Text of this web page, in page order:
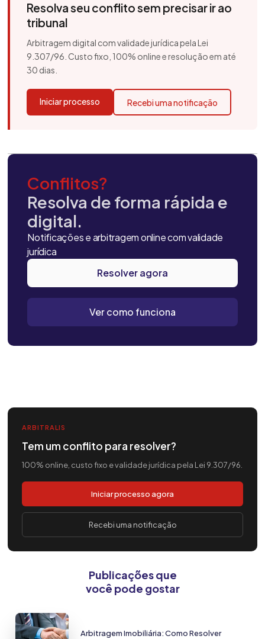
Resolva seu conflito sem precisar ir ao
tribunal
Arbitragem digital com validade jurídica pela Lei
9.307/96. Custo fixo, 100% online e resolução em até
30 dias.
Iniciar processo Recebi uma notificação
Conflitos?
Resolva de forma rápida e
digital.
Notificações e arbitragem online com validade
jurídica
Resolver agora
Ver como funciona
ARBITRALIS
Tem um conflito para resolver?
100% online, custo fixo e validade jurídica pela Lei 9.307/96.
Iniciar processo agora
Recebi uma notificação
Publicações que
você pode gostar
Arbitragem Imobiliária: Como Resolver